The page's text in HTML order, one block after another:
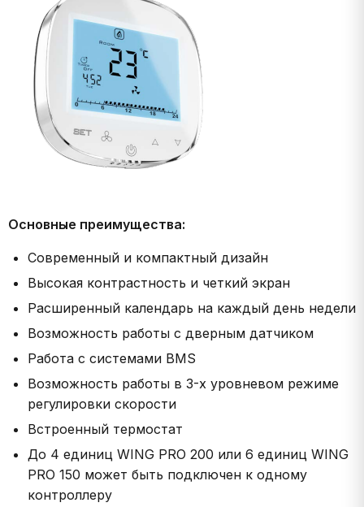
Основные преимущества:
Современный и компактный дизайн
Высокая контрастность и четкий экран
Расширенный календарь на каждый день недели
Возможность работы с дверным датчиком
Работа с системами BMS
Возможность работы в 3-х уровневом режиме
регулировки скорости
Встроенный термостат
До 4 единиц WING PRO 200 или 6 единиц WING
PRO 150 может быть подключен к одному
контроллеру